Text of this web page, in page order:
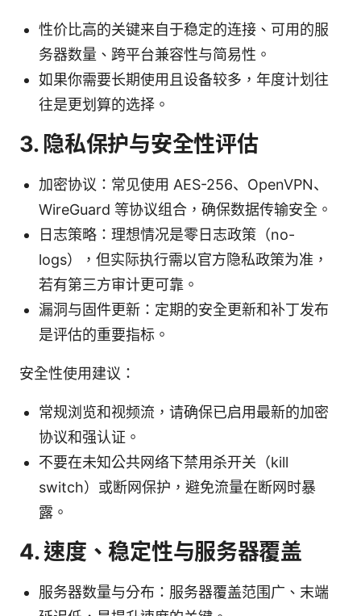
性价比高的关键来自于稳定的连接、可用的服
务器数量、跨平台兼容性与简易性。
如果你需要长期使用且设备较多，年度计划往
往是更划算的选择。
3. 隐私保护与安全性评估
加密协议：常见使用 AES-256、OpenVPN、
WireGuard 等协议组合，确保数据传输安全。
日志策略：理想情况是零日志政策（no-
logs），但实际执行需以官方隐私政策为准，
若有第三方审计更可靠。
漏洞与固件更新：定期的安全更新和补丁发布
是评估的重要指标。
安全性使用建议：
常规浏览和视频流，请确保已启用最新的加密
协议和强认证。
不要在未知公共网络下禁用杀开关（kill
switch）或断网保护，避免流量在断网时暴
露。
4. 速度、稳定性与服务器覆盖
服务器数量与分布：服务器覆盖范围广、末端